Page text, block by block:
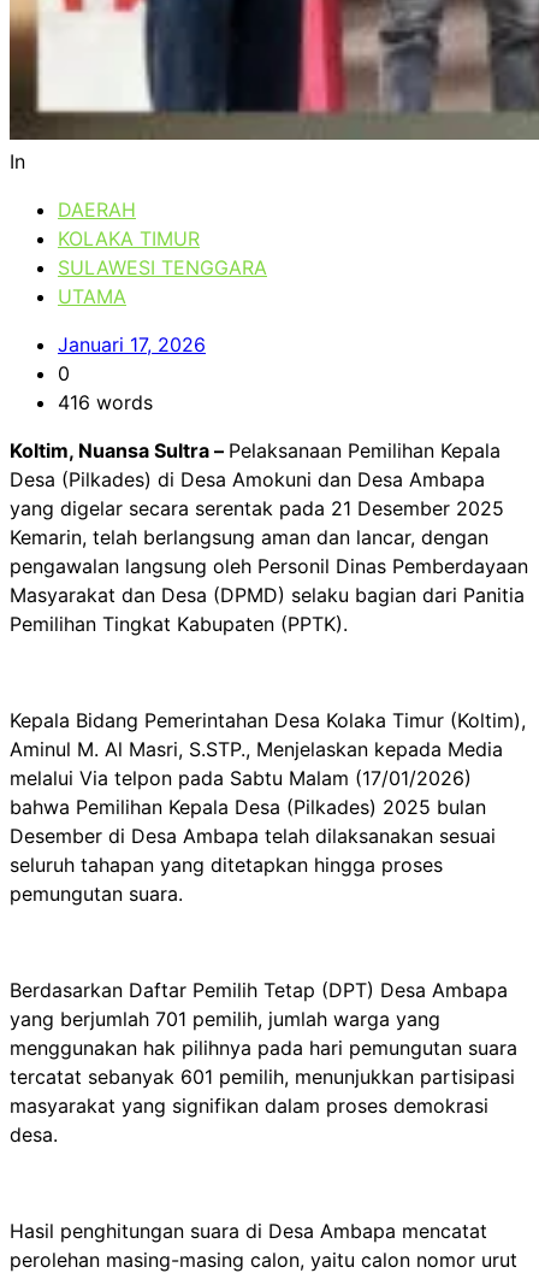
In
DAERAH
KOLAKA TIMUR
SULAWESI TENGGARA
UTAMA
Januari 17, 2026
0
416 words
Koltim, Nuansa Sultra – Pelaksanaan Pemilihan Kepala
Desa (Pilkades) di Desa Amokuni dan Desa Ambapa
yang digelar secara serentak pada 21 Desember 2025
Kemarin, telah berlangsung aman dan lancar, dengan
pengawalan langsung oleh Personil Dinas Pemberdayaan
Masyarakat dan Desa (DPMD) selaku bagian dari Panitia
Pemilihan Tingkat Kabupaten (PPTK).
Kepala Bidang Pemerintahan Desa Kolaka Timur (Koltim),
Aminul M. Al Masri, S.STP., Menjelaskan kepada Media
melalui Via telpon pada Sabtu Malam (17/01/2026)
bahwa Pemilihan Kepala Desa (Pilkades) 2025 bulan
Desember di Desa Ambapa telah dilaksanakan sesuai
seluruh tahapan yang ditetapkan hingga proses
pemungutan suara.
Berdasarkan Daftar Pemilih Tetap (DPT) Desa Ambapa
yang berjumlah 701 pemilih, jumlah warga yang
menggunakan hak pilihnya pada hari pemungutan suara
tercatat sebanyak 601 pemilih, menunjukkan partisipasi
masyarakat yang signifikan dalam proses demokrasi
desa.
Hasil penghitungan suara di Desa Ambapa mencatat
perolehan masing-masing calon, yaitu calon nomor urut